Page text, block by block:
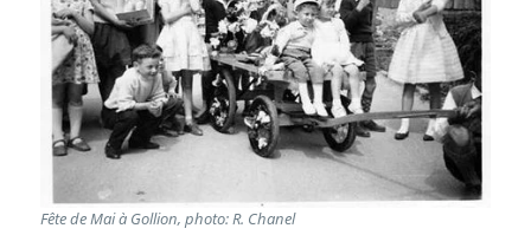
Fête de Mai à Gollion, photo: R. Chanel